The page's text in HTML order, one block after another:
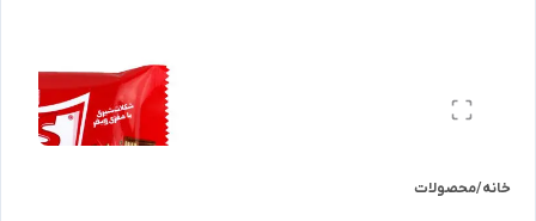
خانه/محصولات